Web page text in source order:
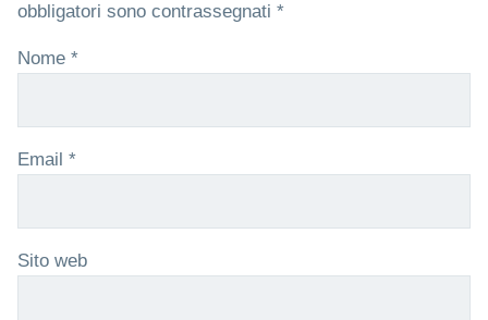
obbligatori sono contrassegnati *
Nome *
Email *
Sito web